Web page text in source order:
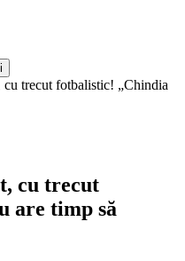
cu trecut fotbalistic! „Chindia
cu trecut
are timp să